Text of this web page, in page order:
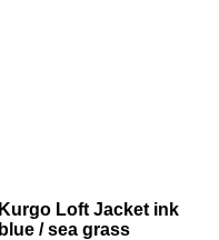
Kurgo Loft Jacket ink
blue / sea grass